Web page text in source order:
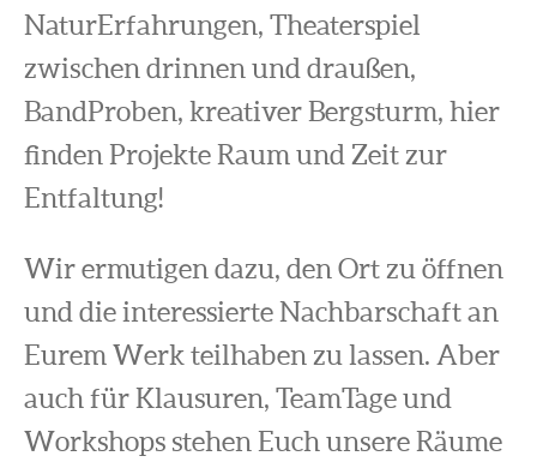
NaturErfahrungen, Theaterspiel
zwischen drinnen und draußen,
BandProben, kreativer Bergsturm, hier
finden Projekte Raum und Zeit zur
Entfaltung!
Wir ermutigen dazu, den Ort zu öffnen
und die interessierte Nachbarschaft an
Eurem Werk teilhaben zu lassen. Aber
auch für Klausuren, TeamTage und
Workshops stehen Euch unsere Räume